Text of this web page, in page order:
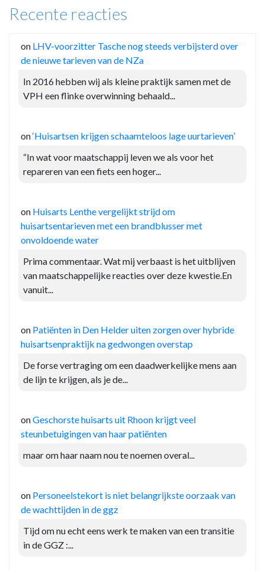
Recente reacties
on LHV-voorzitter Tasche nog steeds verbijsterd over
de nieuwe tarieven van de NZa
In 2016 hebben wij als kleine praktijk samen met de
VPH een flinke overwinning behaald...
on‘Huisartsen krijgen schaamteloos lage uurtarieven’
“In wat voor maatschappij leven we als voor het
repareren van een fiets een hoger...
on Huisarts Lenthe vergelijkt strijd om
huisartsentarieven met een brandblusser met
onvoldoende water
Prima commentaar. Wat mij verbaast is het uitblijven
van maatschappelijke reacties over deze kwestie.En
vanuit...
on Patiënten in Den Helder uiten zorgen over hybride
huisartsenpraktijk na gedwongen overstap
De forse vertraging om een daadwerkelijke mens aan
de lijn te krijgen, als je de...
onGeschorste huisarts uit Rhoon krijgt veel
steunbetuigingen van haar patiënten
maar om haar naam nou te noemen overal...
on Personeelstekort is niet belangrijkste oorzaak van
de wachttijden in de ggz
Tijd om nu echt eens werk te maken van een transitie
in de GGZ :...